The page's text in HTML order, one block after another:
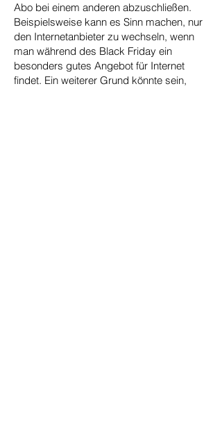
Abo bei einem anderen abzuschließen.
Beispielsweise kann es Sinn machen, nur
den Internetanbieter zu wechseln, wenn
man während des Black Friday ein
besonders gutes Angebot für Internet
findet. Ein weiterer Grund könnte sein,